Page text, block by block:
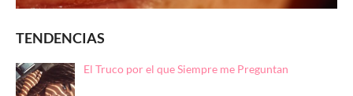
TENDENCIAS
El Truco por el que Siempre me Preguntan